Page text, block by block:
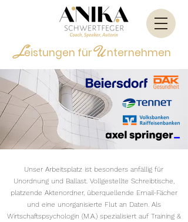
Leistungen fürU nternehmen
Unser Arbeitsplatz ist besonders anfällig für
Unordnung und Ballast. Vollgestellte Schreibtische,
platzende Aktenordner, überquellende Email-Fächer
und eine unorganisierte Flut an Daten. Als
Wirtschaftspsychologin (M.A.) spezialisiert auf Training &